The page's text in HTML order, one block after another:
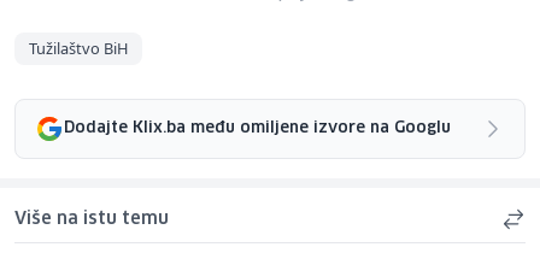
Tužilaštvo BiH
Dodajte Klix.ba među omiljene izvore na Googlu
Više na istu temu